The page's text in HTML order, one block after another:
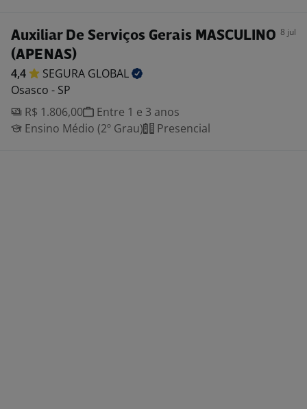
Auxiliar De Serviços Gerais MASCULINO
(APENAS)
8 jul
4,4 SEGURA GLOBAL
Osasco - SP
R$ 1.806,00
Entre 1 e 3 anos
Ensino Médio (2º Grau)
Presencial